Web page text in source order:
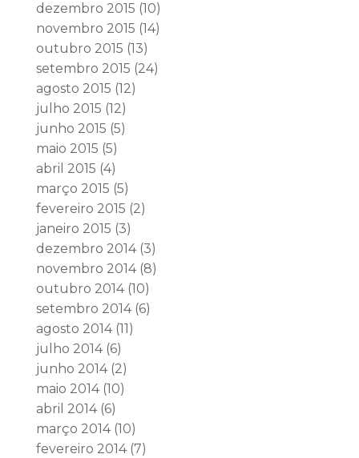
dezembro 2015 (10)
novembro 2015 (14)
outubro 2015 (13)
setembro 2015 (24)
agosto 2015 (12)
julho 2015 (12)
junho 2015 (5)
maio 2015 (5)
abril 2015 (4)
março 2015 (5)
fevereiro 2015 (2)
janeiro 2015 (3)
dezembro 2014(3)
novembro 2014(8)
outubro 2014(10)
setembro 2014(6)
agosto 2014(11)
julho 2014(6)
junho 2014(2)
maio 2014(10)
abril 2014(6)
março 2014(10)
fevereiro 2014(7)